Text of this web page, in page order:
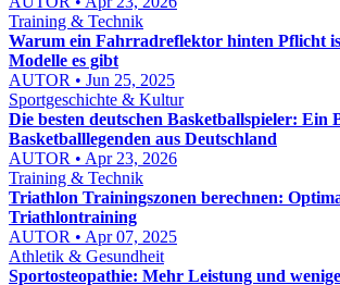
Training & Technik
Warum ein Fahrradreflektor hinten Pflicht
Modelle es gibt
AUTOR • Jun 25, 2025
Sportgeschichte & Kultur
Die besten deutschen Basketballspieler: Ein
Basketballlegenden aus Deutschland
AUTOR • Apr 23, 2026
Training & Technik
Triathlon Trainingszonen berechnen:
Triathlontraining
AUTOR • Apr 07, 2025
Athletik & Gesundheit
Sportosteopathie: Mehr Leistung und